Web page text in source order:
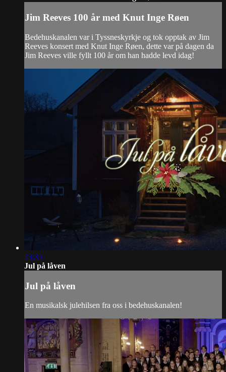
Jim Reeves 100 år med Knut Inge Røen
Bedehuskanalen var i Tyssneskyrkje og tok opptak av Jim
Reeves konsert med Knut Inge Røen, dette var på dagen da
Jim Reeves ville fyllt 100 år om han hadde levd idag!
23:35
Jul på låven
Jul på låven
En musikalsk julehilsen fra oss i bedehuskanalen!